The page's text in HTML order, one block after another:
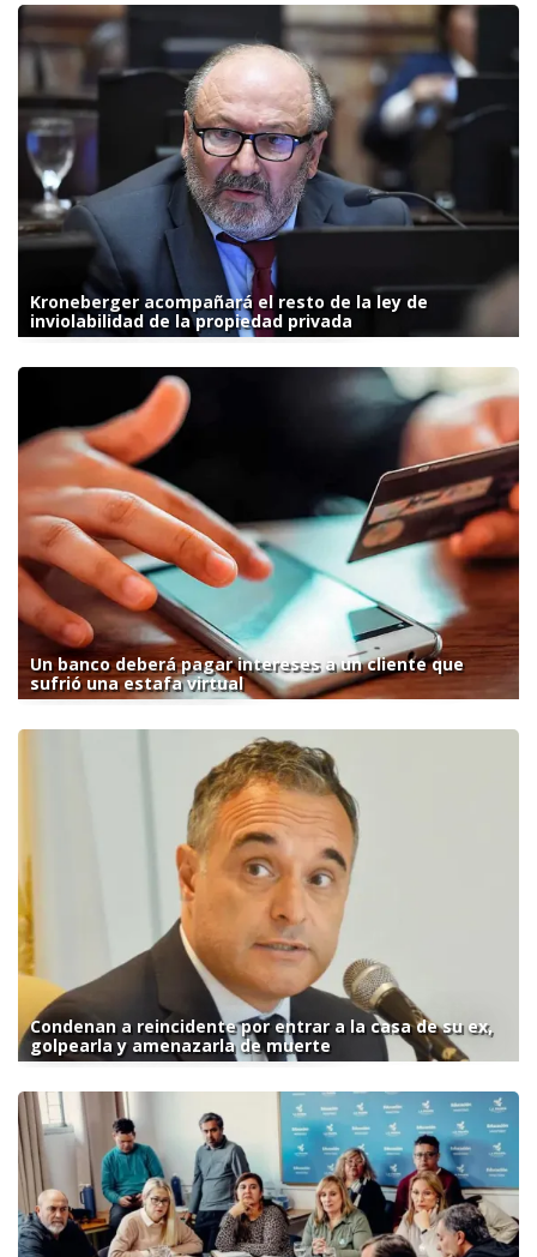
Kroneberger acompañará el resto de la ley de
inviolabilidad de la propiedad privada
Un banco deberá pagar intereses a un cliente que
sufrió una estafa virtual
Condenan a reincidente por entrar a la casa de su ex,
golpearla y amenazarla de muerte